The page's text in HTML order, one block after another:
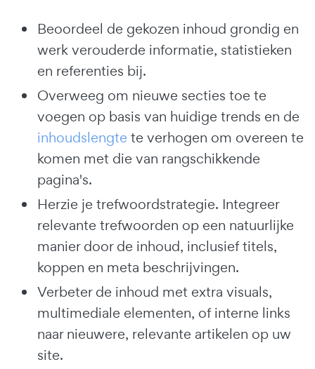
Beoordeel de gekozen inhoud grondig en
werk verouderde informatie, statistieken
en referenties bij.
Overweeg om nieuwe secties toe te
voegen op basis van huidige trends en de
inhoudslengte te verhogen om overeen te
komen met die van rangschikkende
pagina's.
Herzie je trefwoordstrategie. Integreer
relevante trefwoorden op een natuurlijke
manier door de inhoud, inclusief titels,
koppen en meta beschrijvingen.
Verbeter de inhoud met extra visuals,
multimediale elementen, of interne links
naar nieuwere, relevante artikelen op uw
site.